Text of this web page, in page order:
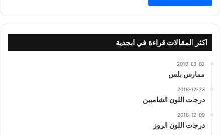
اكثر المقالات قراءة في ابجدية
2019-03-02
ممارس بلس
2018-12-23
درجات اللون الشامبين
2018-12-09
درجات اللون الروز